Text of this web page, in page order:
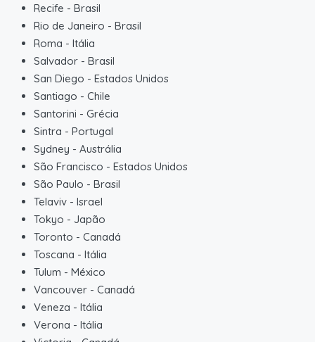
Recife - Brasil
Rio de Janeiro - Brasil
Roma - Itália
Salvador - Brasil
San Diego - Estados Unidos
Santiago - Chile
Santorini - Grécia
Sintra - Portugal
Sydney - Austrália
São Francisco - Estados Unidos
São Paulo - Brasil
Telaviv - Israel
Tokyo - Japão
Toronto - Canadá
Toscana - Itália
Tulum - México
Vancouver - Canadá
Veneza - Itália
Verona - Itália